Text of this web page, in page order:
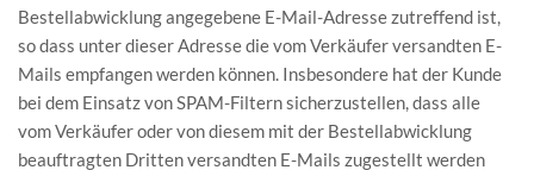
Bestellabwicklung angegebene E-Mail-Adresse zutreffend ist,
so dass unter dieser Adresse die vom Verkäufer versandten E-
Mails empfangen werden können. Insbesondere hat der Kunde
bei dem Einsatz von SPAM-Filtern sicherzustellen, dass alle
vom Verkäufer oder von diesem mit der Bestellabwicklung
beauftragten Dritten versandten E-Mails zugestellt werden